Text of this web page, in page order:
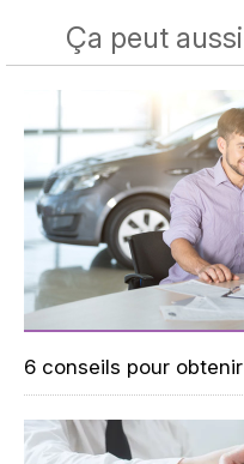
Ça peut
6 conseils pour